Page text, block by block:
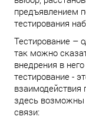
предъявлением
тестирования
Тестирование –
так можно
внедрения в
тестирование -
взаимодействия
здесь
связи: